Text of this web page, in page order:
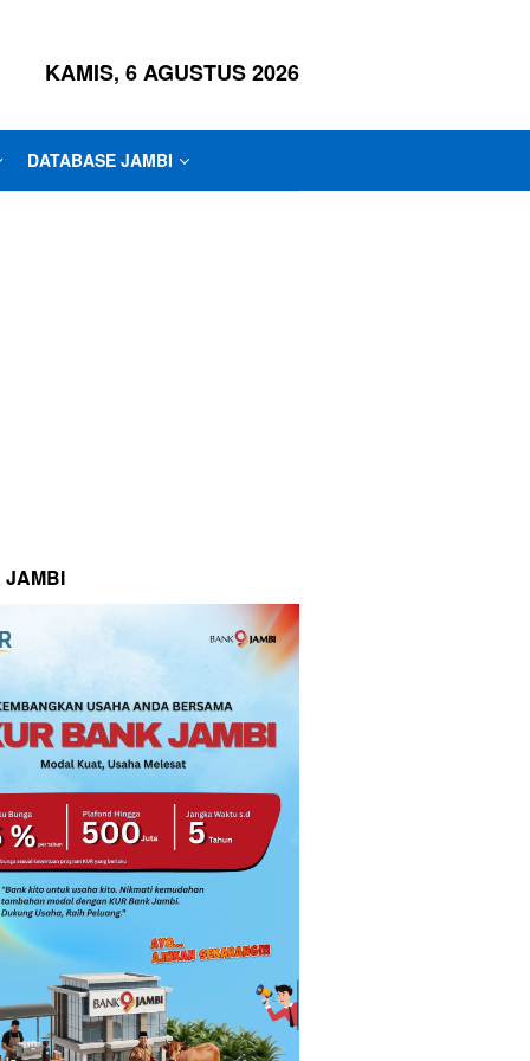
KAMIS, 6 AGUSTUS 2026
DATABASE JAMBI